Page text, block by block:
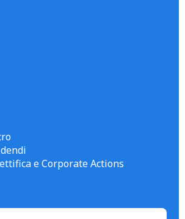
e Corporate Actions